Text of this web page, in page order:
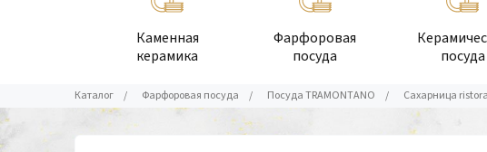
Каменная
керамика
Фарфоровая
посуда
посуда
Каталог / Фарфоровая посуда / Посуда TRAMONTANO / Сахарница